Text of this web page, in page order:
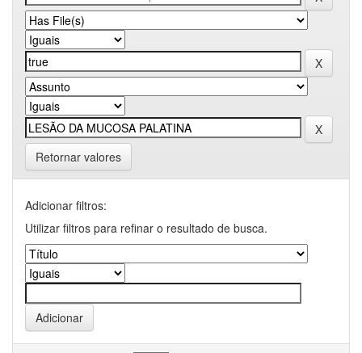
Retornar valores
Adicionar filtros:
Utilizar filtros para refinar o resultado de busca.